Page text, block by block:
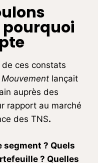
de ces constats
Mouvement lançait
auprès des
rapport au marché
des TNS.
? Quels
? Quelles